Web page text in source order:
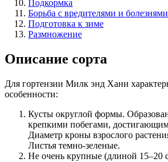
Подкормка
Борьба с вредителями и болезнями
Подготовка к зиме
Размножение
Описание сорта
Для гортензии Милк энд Хани
особенности:
Кусты округлой формы.
крепкими побегами,
Диаметр кроны взрослого
Листья темно-зеленые.
Не очень крупные (длиной 15–20